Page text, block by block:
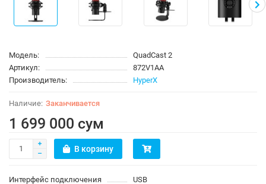
Модель:
QuadCast 2
Артикул:
872V1AA
Производитель:
HyperX
Заканчивается
1 699 000 сум
В корзину
Интерфейс подключения
USB